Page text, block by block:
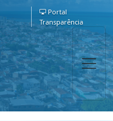
Portal
Transparência